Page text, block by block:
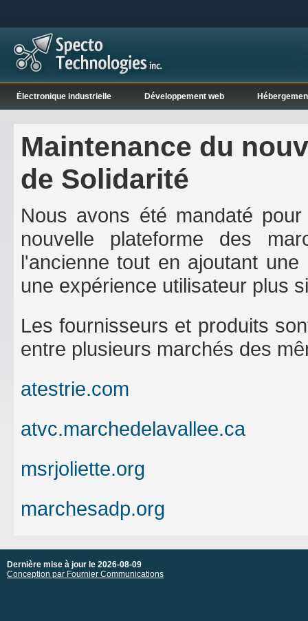
Électronique industrielle Développement web
Maintenance du
de Solidarité
Nous avons été mandaté
nouvelle plateforme des
l'ancienne tout en ajoutant
une expérience utilisateur plus
Les fournisseurs et produits
entre plusieurs marchés des
atestrie.com
atvc.marchedelavallee.ca
msrjoliette.org
marchesadp.org
Dernière mise à jour le 2026-08-09
Conception par Fournier Communications